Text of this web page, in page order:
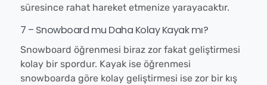
süresince rahat hareket etmenize yarayacaktır.
7 – Snowboard mu Daha Kolay Kayak mı?
Snowboard öğrenmesi biraz zor fakat geliştirmesi
kolay bir spordur. Kayak ise öğrenmesi
snowboarda göre kolay geliştirmesi ise zor bir kış